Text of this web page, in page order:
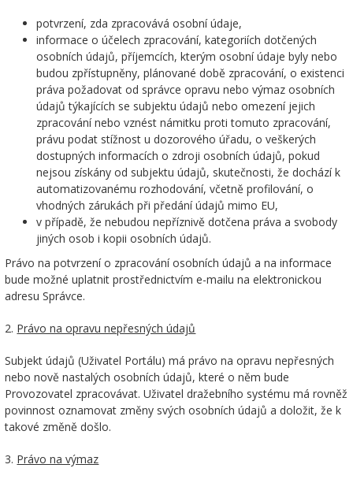
potvrzení, zda zpracovává osobní údaje,
informace o účelech zpracování, kategoriích dotčených
osobních údajů, příjemcích, kterým osobní údaje byly nebo
budou zpřístupněny, plánované době zpracování, o existenci
práva požadovat od správce opravu nebo výmaz osobních
údajů týkajících se subjektu údajů nebo omezení jejich
zpracování nebo vznést námitku proti tomuto zpracování,
právu podat stížnost u dozorového úřadu, o veškerých
dostupných informacích o zdroji osobních údajů, pokud
nejsou získány od subjektu údajů, skutečnosti, že dochází k
automatizovanému rozhodování, včetně profilování, o
vhodných zárukách při předání údajů mimo EU,
v případě, že nebudou nepříznivě dotčena práva a svobody
jiných osob i kopii osobních údajů.
Právo na potvrzení o zpracování osobních údajů a na informace
bude možné uplatnit prostřednictvím e-mailu na elektronickou
adresu Správce.
2. Právo na opravu nepřesných údajů
Subjekt údajů (Uživatel Portálu) má právo na opravu nepřesných
nebo nově nastalých osobních údajů, které o něm bude
Provozovatel zpracovávat. Uživatel dražebního systému má rovněž
povinnost oznamovat změny svých osobních údajů a doložit, že k
takové změně došlo.
3. Právo na výmaz